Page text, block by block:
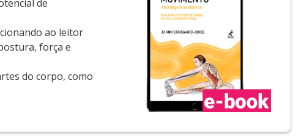
de
ao leitor
força e
do corpo, como